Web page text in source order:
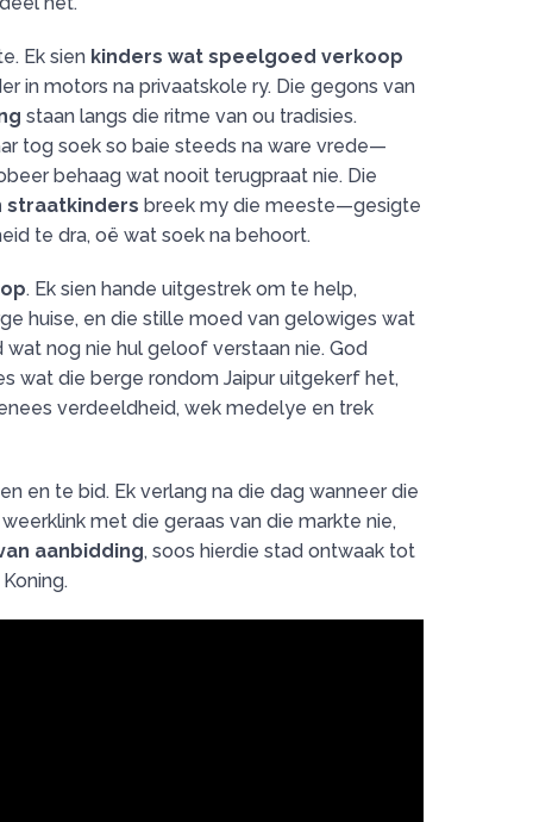
Ek sien kinders wat speelgoed verkoop
in motors na privaatskole ry. Die gegons van
staan langs die ritme van ou tradisies.
tog soek so baie steeds na ware vrede—
behaag wat nooit terugpraat nie. Die
straatkinders breek my die meeste—gesigte
te dra, oë wat soek na behoort.
. Ek sien hande uitgestrek om te help,
huise, en die stille moed van gelowiges wat
nog nie hul geloof verstaan nie. God
wat die berge rondom Jaipur uitgekerf het,
verdeeldheid, wek medelye en trek
en te bid. Ek verlang na die dag wanneer die
met die geraas van die markte nie,
aanbidding, soos hierdie stad ontwaak tot